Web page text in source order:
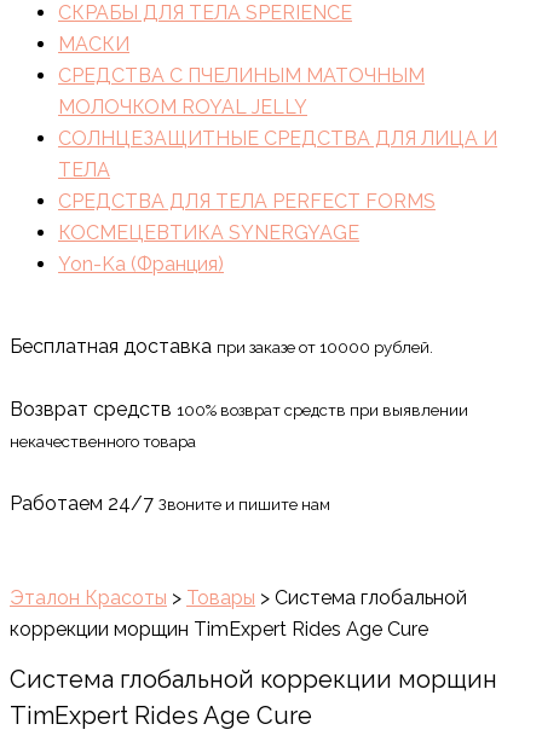
СКРАБЫ ДЛЯ ТЕЛА SPERIENCE
МАСКИ
СРЕДСТВА С ПЧЕЛИНЫМ МАТОЧНЫМ
МОЛОЧКОМ ROYAL JELLY
СОЛНЦЕЗАЩИТНЫЕ СРЕДСТВА ДЛЯ ЛИЦА И
ТЕЛА
СРЕДСТВА ДЛЯ ТЕЛА PERFECT FORMS
КОСМЕЦЕВТИКА SYNERGYAGE
Yon-Ka (Франция)
Бесплатная доставка при заказе от 10000 рублей.
Возврат средств 100% возврат средств при выявлении
некачественного товара
Работаем 24/7 Звоните и пишите нам
Эталон Красоты > Товары > Система глобальной
коррекции морщин TimExpert Rides Age Cure
Система глобальной коррекции морщин
TimExpert Rides Age Cure